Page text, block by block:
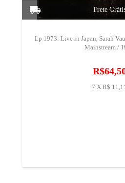
Lp 1973: Live in Japan, Sarah
Mainstream /
7 X R$